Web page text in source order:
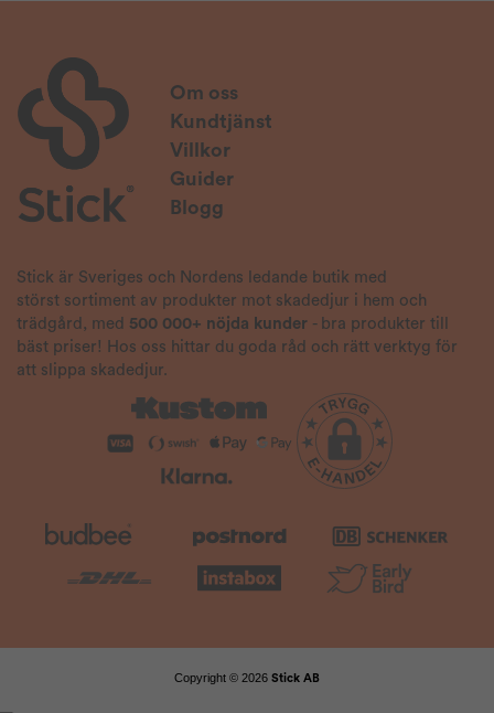
Om oss
Kundtjänst
Villkor
Guider
Blogg
Stick är Sveriges och Nordens ledande butik med
störst sortiment av produkter mot skadedjur i hem och
trädgård, med 500 000+ nöjda kunder - bra produkter till
bäst priser! Hos oss hittar du goda råd och rätt verktyg för
att slippa skadedjur.
Copyright © 2026 Stick AB